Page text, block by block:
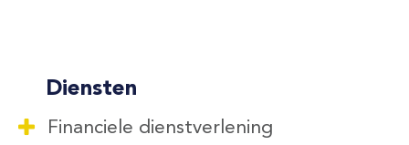
Diensten
Financiele dienstverlening